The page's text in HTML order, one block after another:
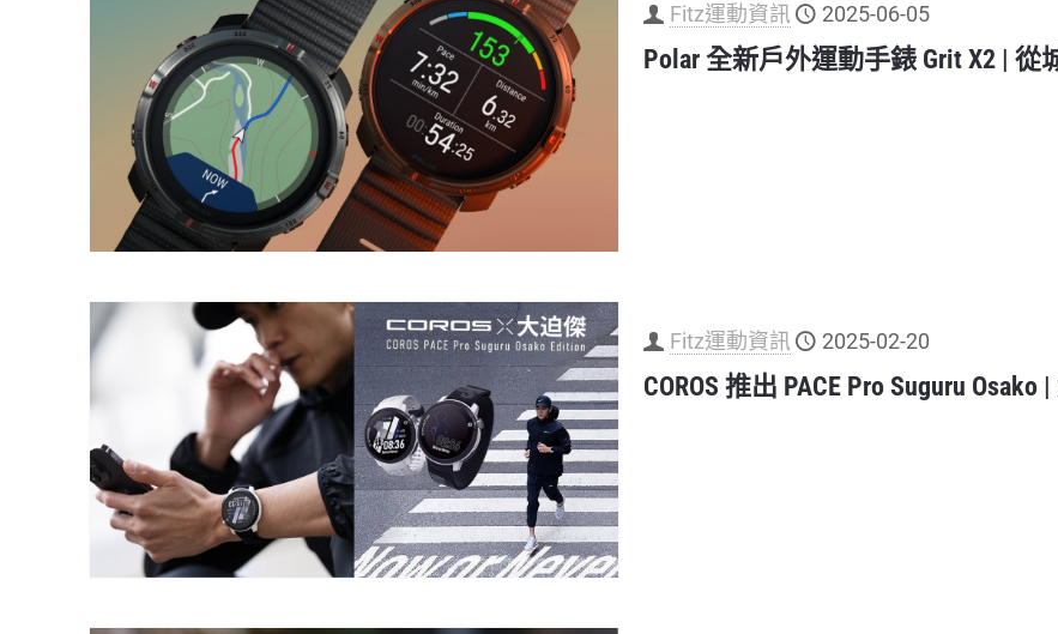
Fitz運動資訊 2025-06-05
Polar 全新戶外運動手錶 Grit X2 |
Fitz運動資訊 2025-02-20
COROS 推出 PACE Pro Suguru